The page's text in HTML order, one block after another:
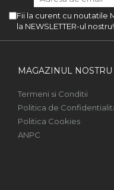
Fii la curent cu noutatile
la NEWSLETTER-ul nostru!
MAGAZINUL NOSTRU
Termeni si Conditii
Politica de
Politica Cookies
ANPC